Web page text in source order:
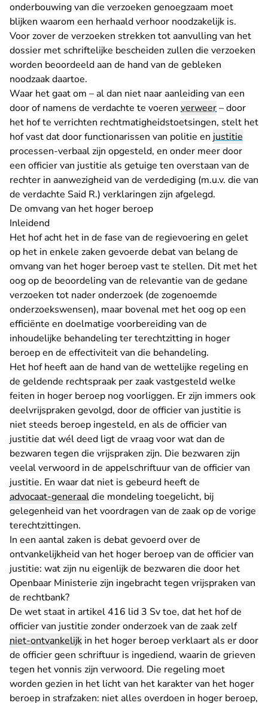
onderbouwing van die verzoeken genoegzaam moet
blijken waarom een herhaald verhoor noodzakelijk is.
Voor zover de verzoeken strekken tot aanvulling van het
dossier met schriftelijke bescheiden zullen die verzoeken
worden beoordeeld aan de hand van de gebleken
noodzaak daartoe.
Waar het gaat om – al dan niet naar aanleiding van een
door of namens de verdachte te voeren verweer– door
het hof te verrichten rechtmatigheidstoetsingen, stelt het
hof vast dat door functionarissen van politie en justitie
processen-verbaal zijn opgesteld, en onder meer door
een officier van justitie als getuige ten overstaan van de
rechter in aanwezigheid van de verdediging (m.u.v. die van
de verdachte Said R.) verklaringen zijn afgelegd.
De omvang van het hoger beroep
Inleidend
Het hof acht het in de fase van de regievoering en gelet
op het in enkele zaken gevoerde debat van belang de
omvang van het hoger beroep vast te stellen. Dit met het
oog op de beoordeling van de relevantie van de gedane
verzoeken tot nader onderzoek (de zogenoemde
onderzoekswensen), maar bovenal met het oog op een
efficiënte en doelmatige voorbereiding van de
inhoudelijke behandeling ter terechtzitting in hoger
beroep en de effectiviteit van die behandeling.
Het hof heeft aan de hand van de wettelijke regeling en
de geldende rechtspraak per zaak vastgesteld welke
feiten in hoger beroep nog voorliggen. Er zijn immers ook
deelvrijspraken gevolgd, door de officier van justitie is
niet steeds beroep ingesteld, en als de officier van
justitie dat wél deed ligt de vraag voor wat dan de
bezwaren tegen die vrijspraken zijn. Die bezwaren zijn
veelal verwoord in de appelschriftuur van de officier van
justitie. En waar dat niet is gebeurd heeft de
advocaat-generaaldie mondeling toegelicht, bij
gelegenheid van het voordragen van de zaak op de vorige
terechtzittingen.
In een aantal zaken is debat gevoerd over de
ontvankelijkheid van het hoger beroep van de officier van
justitie: wat zijn nu eigenlijk de bezwaren die door het
Openbaar Ministerie zijn ingebracht tegen vrijspraken van
de rechtbank?
De wet staat in artikel 416 lid 3 Sv toe, dat het hof de
officier van justitie zonder onderzoek van de zaak zelf
niet-ontvankelijk in het hoger beroep verklaart als er door
de officier geen schriftuur is ingediend, waarin de grieven
tegen het vonnis zijn verwoord. Die regeling moet
worden gezien in het licht van het karakter van het hoger
beroep in strafzaken: niet alles overdoen in hoger beroep,